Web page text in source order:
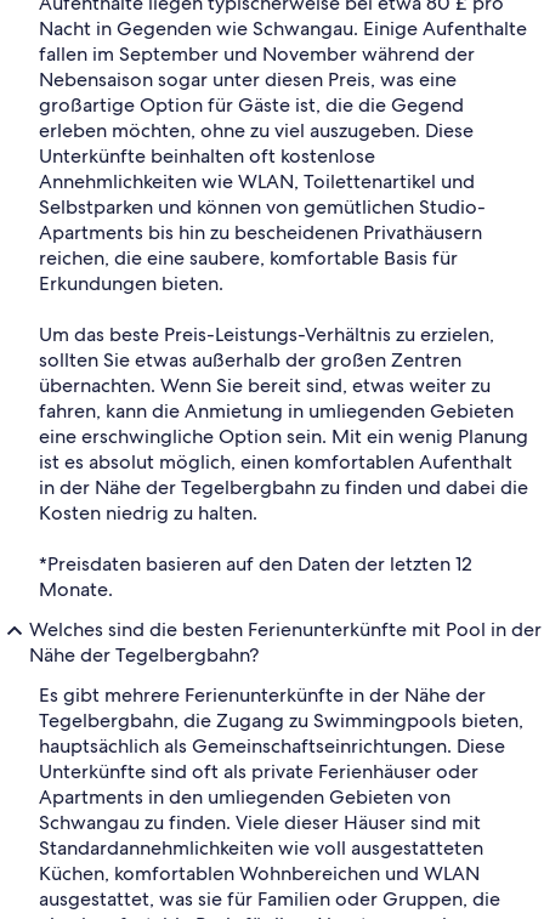
Nacht in Gegenden wie Schwangau. Einige Aufenthalte
fallen im September und November während der
Nebensaison sogar unter diesen Preis, was eine
großartige Option für Gäste ist, die die Gegend
erleben möchten, ohne zu viel auszugeben. Diese
Unterkünfte beinhalten oft kostenlose
Annehmlichkeiten wie WLAN, Toilettenartikel und
Selbstparken und können von gemütlichen Studio-
Apartments bis hin zu bescheidenen Privathäusern
reichen, die eine saubere, komfortable Basis für
Erkundungen bieten.
Um das beste Preis-Leistungs-Verhältnis zu erzielen,
sollten Sie etwas außerhalb der großen Zentren
übernachten. Wenn Sie bereit sind, etwas weiter zu
fahren, kann die Anmietung in umliegenden Gebieten
eine erschwingliche Option sein. Mit ein wenig Planung
ist es absolut möglich, einen komfortablen Aufenthalt
in der Nähe der Tegelbergbahn zu finden und dabei die
Kosten niedrig zu halten.
*Preisdaten basieren auf den Daten der letzten 12
Monate.
Welches sind die besten Ferienunterkünfte mit Pool in der
Nähe der Tegelbergbahn?
Es gibt mehrere Ferienunterkünfte in der Nähe der
Tegelbergbahn, die Zugang zu Swimmingpools bieten,
hauptsächlich als Gemeinschaftseinrichtungen. Diese
Unterkünfte sind oft als private Ferienhäuser oder
Apartments in den umliegenden Gebieten von
Schwangau zu finden. Viele dieser Häuser sind mit
Standardannehmlichkeiten wie voll ausgestatteten
Küchen, komfortablen Wohnbereichen und WLAN
ausgestattet, was sie für Familien oder Gruppen, die